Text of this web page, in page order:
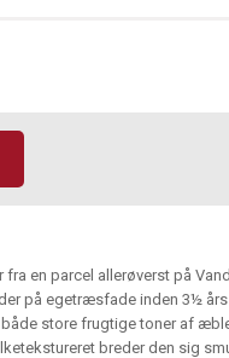
fra en parcel allerøverst på
på egetræsfade inden 3½
store frugtige toner af
breder den sig